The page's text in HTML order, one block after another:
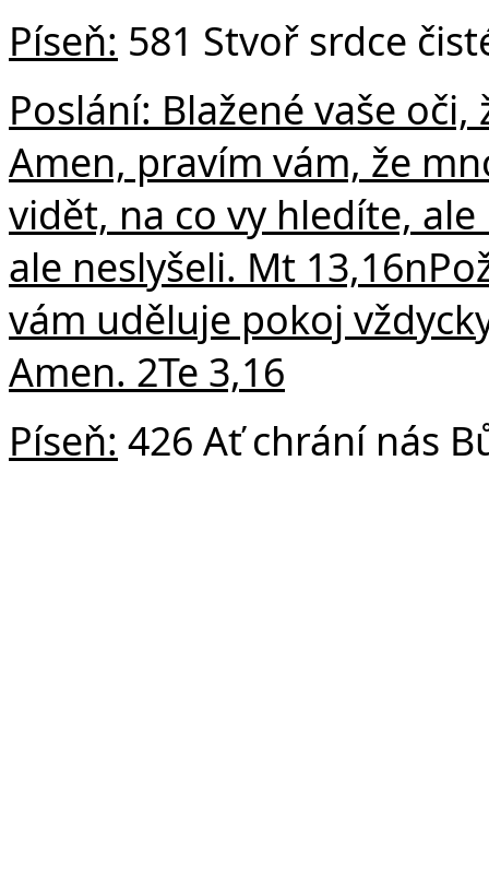
Píseň: 581 Stvoř srdce
Poslání: Blažené vaše oči,
Amen, pravím vám, že
vidět, na co vy hledíte,
ale neslyšeli. Mt 13,16n
vám uděluje pokoj
Amen. 2Te 3,16
Píseň: 426 Ať chrání nás